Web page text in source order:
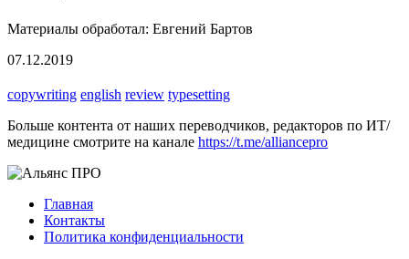
Материалы обработал: Евгений Бартов
07.12.2019
copywriting english review typesetting
Больше контента от наших переводчиков, редакторов по ИТ/
медицине смотрите на канале https://t.me/alliancepro
Главная
Контакты
Политика конфиденциальности